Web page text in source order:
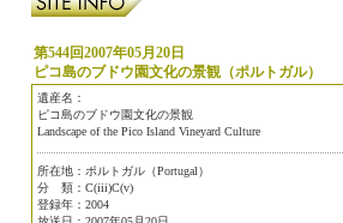
第544回2007年05月20日
ピコ島のブドウ園文化の景観（ポルトガル）
遺産名：
ピコ島のブドウ園文化の景観
Landscape of the Pico Island Vineyard Culture
所在地：ポルトガル（Portugal）
分 類：C(iii)C(v)
登録年：2004